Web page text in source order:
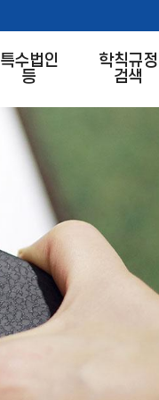
특수법인
등
학칙규정
검색